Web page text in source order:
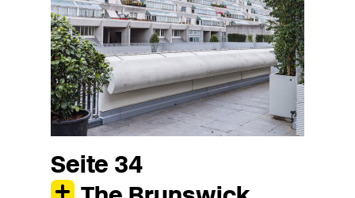
Seite 34